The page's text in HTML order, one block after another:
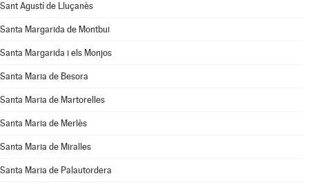
Sant Agustí de Lluçanès
Santa Margarida de Montbui
Santa Margarida i els Monjos
Santa Maria de Besora
Santa Maria de Martorelles
Santa Maria de Merlès
Santa Maria de Miralles
Santa Maria de Palautordera